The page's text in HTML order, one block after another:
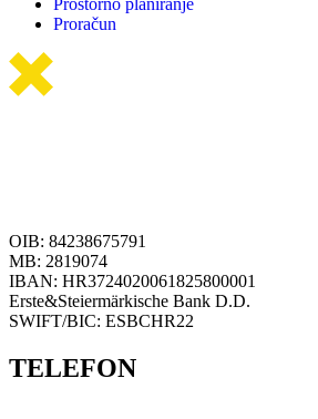
Prostorno planiranje
Proračun
OIB: 84238675791
MB: 2819074
IBAN: HR3724020061825800001
Erste&Steiermärkische Bank D.D.
SWIFT/BIC: ESBCHR22
TELEFON